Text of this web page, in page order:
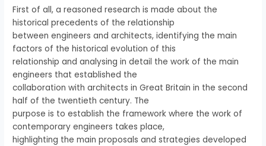
First of all, a reasoned research is made about the
historical precedents of the relationship
between engineers and architects, identifying the main
factors of the historical evolution of this
relationship and analysing in detail the work of the main
engineers that established the
collaboration with architects in Great Britain in the second
half of the twentieth century. The
purpose is to establish the framework where the work of
contemporary engineers takes place,
highlighting the main proposals and strategies developed